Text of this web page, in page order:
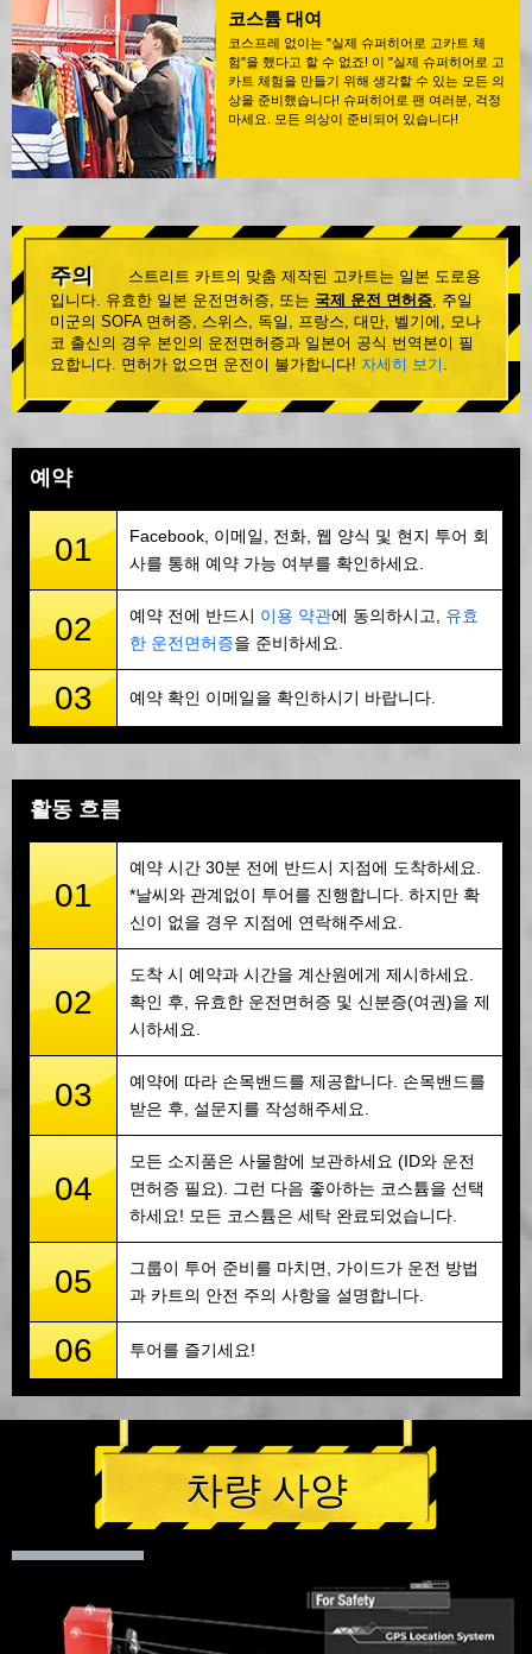
코스튬 대여
코스프레 없이는 "실제 슈퍼히어로 고카트 체
험"을 했다고 할 수 없죠! 이 "실제 슈퍼히어로 고
카트 체험을 만들기 위해 생각할 수 있는 모든 의
상을 준비했습니다! 슈퍼히어로 팬 여러분, 걱정
마세요. 모든 의상이 준비되어 있습니다!
주의
스트리트 카트의 맞춤 제작된 고카트는 일본 도로용
입니다. 유효한 일본 운전면허증, 또는 국제 운전 면허증, 주일
미군의 SOFA 면허증, 스위스, 독일, 프랑스, 대만, 벨기에, 모나
코 출신의 경우 본인의 운전면허증과 일본어 공식 번역본이 필
요합니다. 면허가 없으면 운전이 불가합니다! 자세히 보기 .
예약
01
Facebook, 이메일, 전화, 웹 양식 및 현지 투어 회
사를 통해 예약 가능 여부를 확인하세요.
02 예약 전에 반드시 이용 약관에 동의하시고, 유효
한 운전면허증을 준비하세요.
03 예약 확인 이메일을 확인하시기 바랍니다.
활동 흐름
01
예약 시간 30분 전에 반드시 지점에 도착하세요.
*날씨와 관계없이 투어를 진행합니다. 하지만 확
신이 없을 경우 지점에 연락해주세요.
02
도착 시 예약과 시간을 계산원에게 제시하세요.
확인 후, 유효한 운전면허증 및 신분증(여권)을 제
시하세요.
03
예약에 따라 손목밴드를 제공합니다. 손목밴드를
받은 후, 설문지를 작성해주세요.
04
모든 소지품은 사물함에 보관하세요 (ID와 운전
면허증 필요). 그런 다음 좋아하는 코스튬을 선택
하세요! 모든 코스튬은 세탁 완료되었습니다.
05
그룹이 투어 준비를 마치면, 가이드가 운전 방법
과 카트의 안전 주의 사항을 설명합니다.
06 투어를 즐기세요!
차량 사양